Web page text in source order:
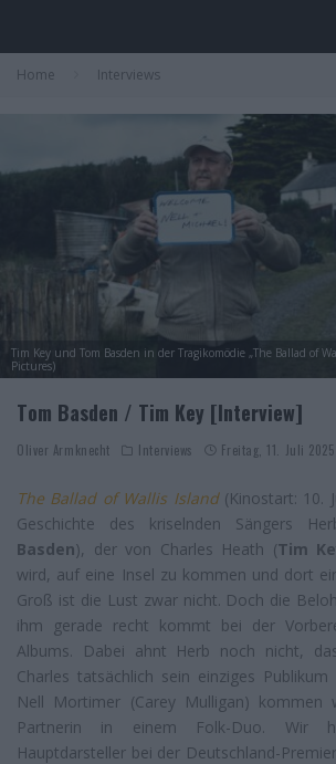
Home Interviews
Tim Key und Tom Basden in der Tragikomödie „The Ballad of
Pictures)
Tom Basden / Tim Key [Interview]
Oliver Armknecht Interviews Freitag, 11. Juli 2025
The Ballad of Wallis Island(Kinostart: 10.
Geschichte des kriselnden Sängers
Basden), der von Charles Heath (Tim
wird, auf eine Insel zu kommen und dort
Groß ist die Lust zwar nicht. Doch die
ihm gerade recht kommt bei der
Albums. Dabei ahnt Herb noch nicht,
Charles tatsächlich sein einziges
Nell Mortimer (Carey Mulligan) kommen
Partnerin in einem Folk-Duo. Wir
Hauptdarsteller bei der Deutschland-